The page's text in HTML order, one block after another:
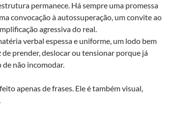
permanece. Há sempre uma promessa
convocação à autossuperação, um convite ao
agressiva do real.
verbal espessa e uniforme, um lodo bem
de prender, deslocar ou tensionar porque já
de não incomodar.
apenas de frases. Ele é também visual,